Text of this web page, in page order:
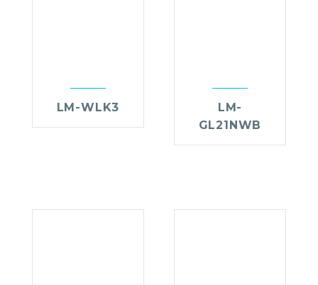
LM-WLK3
LM-
GL21NWB